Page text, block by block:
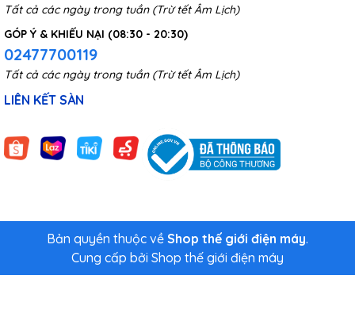
Tất cả các ngày trong tuần (Trừ tết Âm Lịch)
GÓP Ý & KHIẾU NẠI (08:30 - 20:30)
02477700119
Tất cả các ngày trong tuần (Trừ tết Âm Lịch)
LIÊN KẾT SÀN
Bản quyền thuộc về Shop thế giới điện máy.
Cung cấp bởi Shop thế giới điện máy